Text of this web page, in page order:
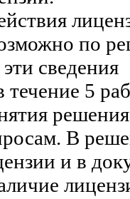
по
сведения
течение 5
В
и в